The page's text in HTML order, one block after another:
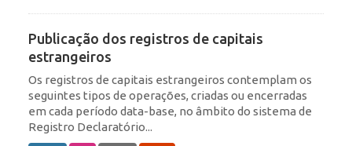
Publicação dos registros de capitais
estrangeiros
Os registros de capitais estrangeiros contemplam os
seguintes tipos de operações, criadas ou encerradas
em cada período data-base, no âmbito do sistema de
Registro Declaratório...